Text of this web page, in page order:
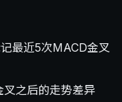
最近5次MACD金叉
叉之后的走势差异